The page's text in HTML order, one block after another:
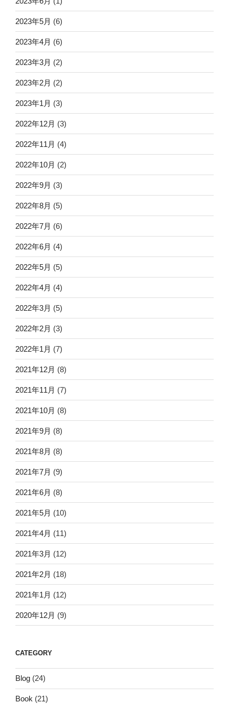
2023年5月 (6)
2023年4月 (6)
2023年3月 (2)
2023年2月 (2)
2023年1月 (3)
2022年12月 (3)
2022年11月 (4)
2022年10月 (2)
2022年9月 (3)
2022年8月 (5)
2022年7月 (6)
2022年6月 (4)
2022年5月 (5)
2022年4月 (4)
2022年3月 (5)
2022年2月 (3)
2022年1月 (7)
2021年12月 (8)
2021年11月 (7)
2021年10月 (8)
2021年9月 (8)
2021年8月 (8)
2021年7月 (9)
2021年6月 (8)
2021年5月 (10)
2021年4月 (11)
2021年3月 (12)
2021年2月 (18)
2021年1月 (12)
2020年12月 (9)
CATEGORY
Blog (24)
Book (21)